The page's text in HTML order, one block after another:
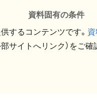
資料固有の条件
するコンテンツです。
部サイトへリンク）をご確